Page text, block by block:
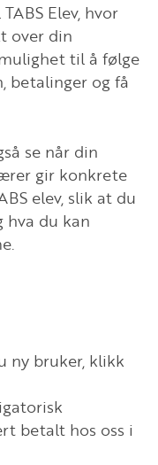
Elev, hvor
over din
til å følge
betalinger og få
se når din
gir konkrete
elev, slik at du
hva du kan
ny bruker, klikk
betalt hos oss i